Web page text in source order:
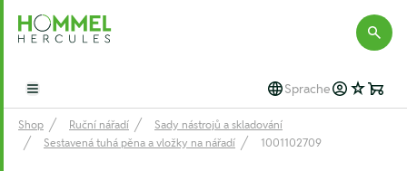
Hommel Hercules
Open main menu Sprache
Shop Ruční nářadí
Sady nástrojů a skladování
Sestavená tuhá pěna a vložky na nářadí
1001102709